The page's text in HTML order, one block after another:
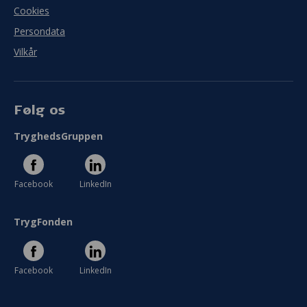
Cookies
Persondata
Vilkår
Følg os
TryghedsGruppen
Facebook LinkedIn
TrygFonden
Facebook LinkedIn